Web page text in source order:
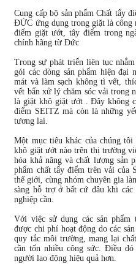
Cung cấp bộ sản phẩm Chất tẩy
ĐỨC ứng dụng trong giặt là công
điểm giặt ướt, tây điểm trong
chính hãng từ Đức
Trong sự phát triển liên tục
gói các dòng sản phẩm hiện đại
mát và làm sạch không tì vết,
vết bẩn xử lý chăm sóc vải trong
là giặt khô giặt ướt . Đây không
điểm SEITZ mà còn là những
tương lai.
Một mục tiêu khác của chúng
khô giặt ướt nào trên thị trường
hóa khả năng và chất lượng sản
phẩm chất tẩy điểm trên vải của
thế giới, cùng nhóm chuyên gia
sàng hỗ trợ ở bất cứ đâu khi
nghiệp cần.
Với việc sử dụng các sản
được chi phí hoạt động do các
quy tắc môi trường, mang lại
cần tốn nhiều công sức. Điều
người lao động hiệu quả hơn.